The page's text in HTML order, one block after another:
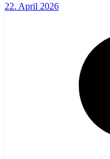
22. April 2026